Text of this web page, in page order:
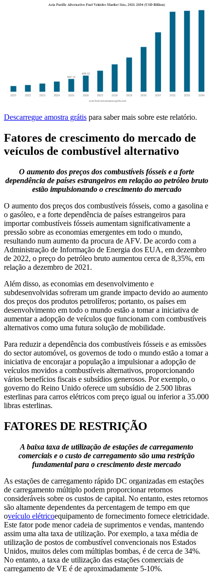
Descarregue amostra grátis para saber mais sobre este relatório.
Fatores de crescimento do mercado de
veículos de combustível alternativo
O aumento dos preços dos combustíveis fósseis e a forte
dependência de países estrangeiros em relação ao petróleo bruto
estão impulsionando o crescimento do mercado
O aumento dos preços dos combustíveis fósseis, como a gasolina e
o gasóleo, e a forte dependência de países estrangeiros para
importar combustíveis fósseis aumentam significativamente a
pressão sobre as economias emergentes em todo o mundo,
resultando num aumento da procura de AFV. De acordo com a
Administração de Informação de Energia dos EUA, em dezembro
de 2022, o preço do petróleo bruto aumentou cerca de 8,35%, em
relação a dezembro de 2021.
Além disso, as economias em desenvolvimento e
subdesenvolvidas sofreram um grande impacto devido ao aumento
dos preços dos produtos petrolíferos; portanto, os países em
desenvolvimento em todo o mundo estão a tomar a iniciativa de
aumentar a adopção de veículos que funcionam com combustíveis
alternativos como uma futura solução de mobilidade.
Para reduzir a dependência dos combustíveis fósseis e as emissões
do sector automóvel, os governos de todo o mundo estão a tomar a
iniciativa de encorajar a população a impulsionar a adopção de
veículos movidos a combustíveis alternativos, proporcionando
vários benefícios fiscais e subsídios generosos. Por exemplo, o
governo do Reino Unido oferece um subsídio de 2.500 libras
esterlinas para carros elétricos com preço igual ou inferior a 35.000
libras esterlinas.
FATORES DE RESTRIÇÃO
A baixa taxa de utilização de estações de carregamento
comerciais e o custo de carregamento são uma restrição
fundamental para o crescimento deste mercado
As estações de carregamento rápido DC organizadas em estações
de carregamento múltiplo podem proporcionar retornos
consideráveis ​​sobre os custos de capital. No entanto, estes retornos
são altamente dependentes da percentagem de tempo em que
oveículo elétricoequipamento de fornecimento fornece eletricidade.
Este fator pode menor cadeia de suprimentos e vendas, mantendo
assim uma alta taxa de utilização. Por exemplo, a taxa média de
utilização de postos de combustível convencionais nos Estados
Unidos, muitos deles com múltiplas bombas, é de cerca de 34%.
No entanto, a taxa de utilização das estações comerciais de
carregamento de VE é de aproximadamente 5-10%.